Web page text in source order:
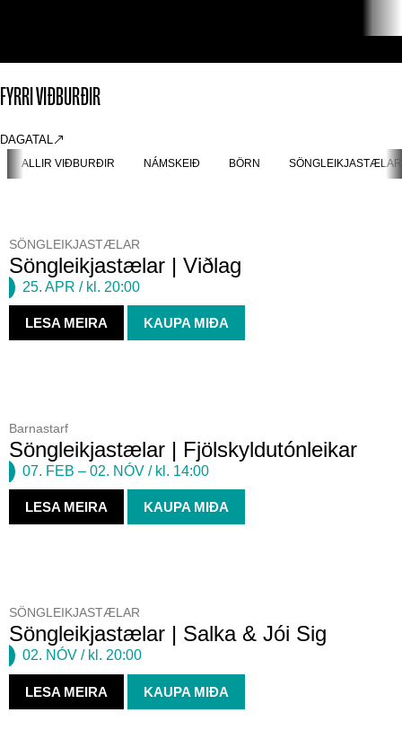
FYRRI VIÐBURÐIR
DAGATAL
ALLIR VIÐBURÐIR NÁMSKEIÐ BÖRN SÖNGLEIKJASTÆLAR
SÖNGLEIKJASTÆLAR
Söngleikjastælar | Viðlag
25. APR / kl. 20:00
LESA MEIRA KAUPA MIÐA
Barnastarf
Söngleikjastælar | Fjölskyldutónleikar
07. FEB – 02. NÓV / kl. 14:00
LESA MEIRA KAUPA MIÐA
SÖNGLEIKJASTÆLAR
Söngleikjastælar | Salka & Jói Sig
02. NÓV / kl. 20:00
LESA MEIRA KAUPA MIÐA